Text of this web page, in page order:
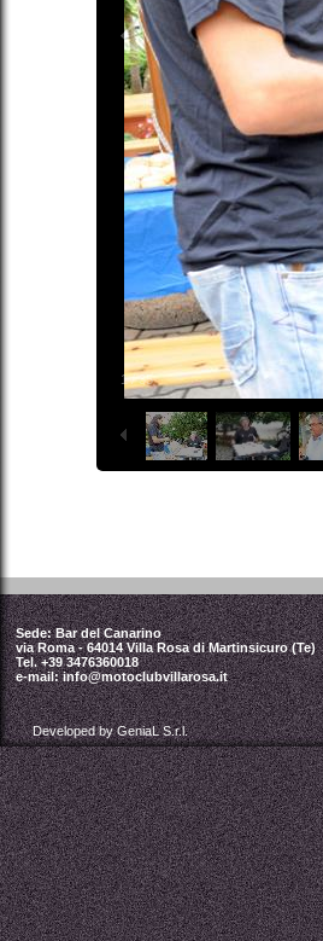
1/35
Sede: Bar del Canarino
via Roma - 64014 Villa Rosa di Martinsicuro (Te)
Tel. +39 3476360018
e-mail:info@motoclubvillarosa.it
Developed by GeniaL S.r.l.